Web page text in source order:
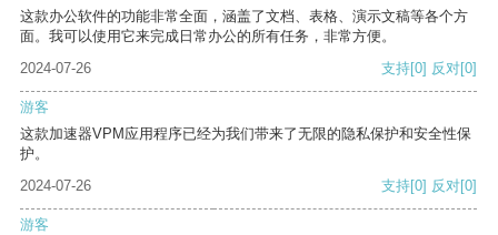
这款办公软件的功能非常全面，涵盖了文档、表格、演示文稿等各个方
面。我可以使用它来完成日常办公的所有任务，非常方便。
2024-07-26
支持[0] 反对[0]
游客
这款加速器VPM应用程序已经为我们带来了无限的隐私保护和安全性保
护。
2024-07-26
支持[0] 反对[0]
游客